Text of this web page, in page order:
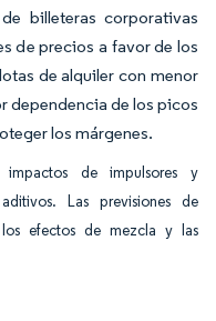
billeteras corporativas
de precios a favor de los
de alquiler con menor
dependencia de los picos
los márgenes.
impactos de impulsores y
Las previsiones de
efectos de mezcla y las